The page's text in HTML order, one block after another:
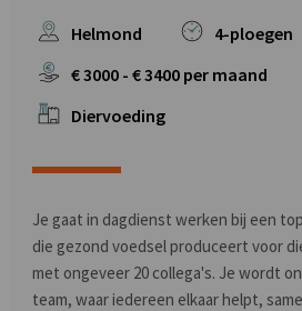
Helmond
4-ploegen
€3000 - €3400 per maand
Diervoeding
Je gaat in dagdienst werken bij een
die gezond voedsel produceert voor
met ongeveer 20 collega's. Je wordt
team, waar iedereen elkaar helpt,